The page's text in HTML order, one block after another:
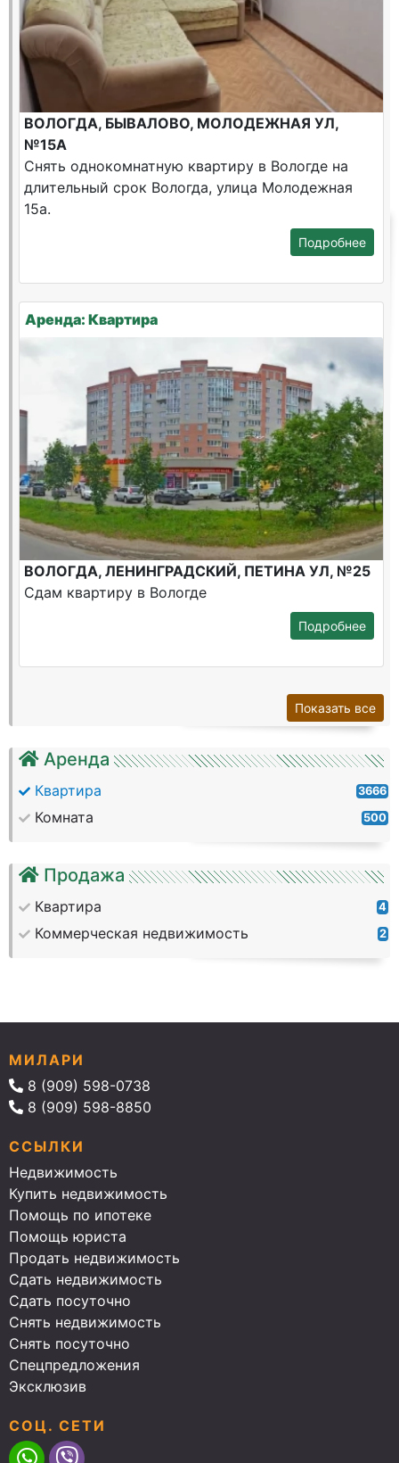
Аренда
Квартира 3666
Комната 500
Продажа
Квартира 4
Коммерческая недвижимость 2
ВОЛОГДА, БЫВАЛОВО, МОЛОДЕЖНАЯ УЛ,
№15А
Снять однокомнатную квартиру в Вологде на
длительный срок Вологда, улица Молодежная
15а.
Подробнее
Аренда: Квартира
ВОЛОГДА, ЛЕНИНГРАДСКИЙ, ПЕТИНА УЛ, №25
Сдам квартиру в Вологде
Подробнее
Показать все
МИЛАРИ
8 (909) 598-0738
8 (909) 598-8850
ССЫЛКИ
Недвижимость
Купить недвижимость
Помощь по ипотеке
Помощь юриста
Продать недвижимость
Сдать недвижимость
Сдать посуточно
Снять недвижимость
Снять посуточно
Спецпредложения
Эксклюзив
СОЦ. СЕТИ